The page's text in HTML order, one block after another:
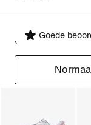
Goede
Selecteer
Normaal